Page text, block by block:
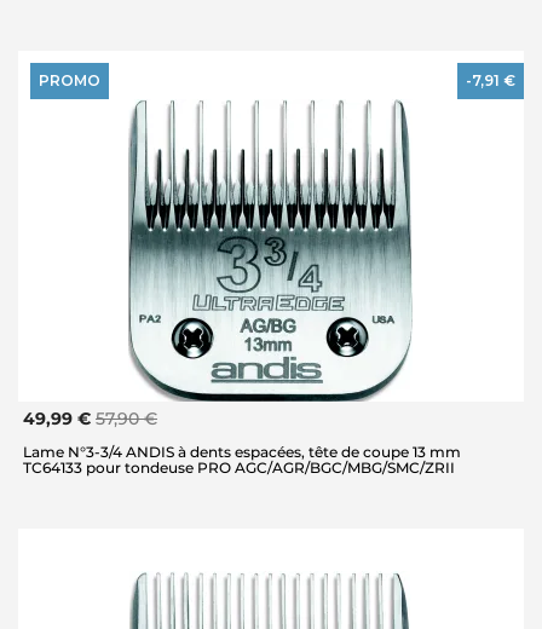
PROMO -7,91 €
49,99 € 57,90 €
Lame N°3-3/4 ANDIS à dents espacées, tête de coupe 13 mm
TC64133 pour tondeuse PRO AGC/AGR/BGC/MBG/SMC/ZRII